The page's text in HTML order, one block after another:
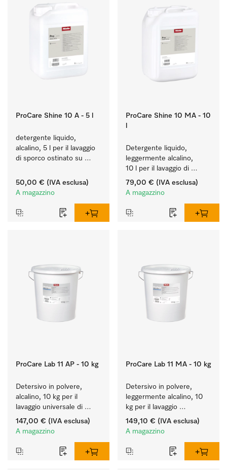
ProCare Shine 10 A - 5 l
detergente liquido,
alcalino, 5 l per il lavaggio
di sporco ostinato su
bicchieri.
50,00 € (IVA esclusa)
A magazzino
ProCare Shine 10 MA - 10
Detergente liquido,
leggermente alcalino,
10 l per il lavaggio di
sporco leggero su
stoviglie, posate e
79,00 € (IVA esclusa)
A magazzino
ProCare Lab 11 AP - 10 kg
Detersivo in polvere,
alcalino, 10 kg per il
lavaggio universale di
vetreria e utensili da
laboratorio.
147,00 € (IVA esclusa)
A magazzino
ProCare Lab 11 MA - 10 kg
Detersivo in polvere,
leggermente alcalino, 10
kg per il lavaggio
rispettoso dei materiali
(vetreria e utensili di
149,10 € (IVA esclusa)
A magazzino